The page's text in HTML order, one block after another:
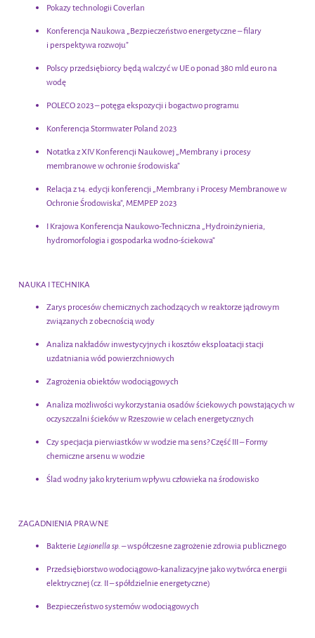
Pokazy technologii Coverlan
Konferencja Naukowa „Bezpieczeństwo energetyczne – filary
i perspektywa rozwoju”
Polscy przedsiębiorcy będą walczyć w UE o ponad 380 mld euro na
wodę
POLECO 2023 – potęga ekspozycji i bogactwo programu
Konferencja Stormwater Poland 2023
Notatka z XIV Konferencji Naukowej „Membrany i procesy
membranowe w ochronie środowiska”
Relacja z 14. edycji konferencji „Membrany i Procesy Membranowe w
Ochronie Środowiska”, MEMPEP 2023
I Krajowa Konferencja Naukowo-Techniczna „Hydroinżynieria,
hydromorfologia i gospodarka wodno-ściekowa”
NAUKA I TECHNIKA
Zarys procesów chemicznych zachodzących w reaktorze jądrowym
związanych z obecnością wody
Analiza nakładów inwestycyjnych i kosztów eksploatacji stacji
uzdatniania wód powierzchniowych
Zagrożenia obiektów wodociągowych
Analiza możliwości wykorzystania osadów ściekowych powstających w
oczyszczalni ścieków w Rzeszowie w celach energetycznych
Czy specjacja pierwiastków w wodzie ma sens? Część III – Formy
chemiczne arsenu w wodzie
Ślad wodny jako kryterium wpływu człowieka na środowisko
ZAGADNIENIA PRAWNE
BakterieLegionella sp.– współczesne zagrożenie zdrowia publicznego
Przedsiębiorstwo wodociągowo-kanalizacyjne jako wytwórca energii
elektrycznej (cz. II – spółdzielnie energetyczne)
Bezpieczeństwo systemów wodociągowych